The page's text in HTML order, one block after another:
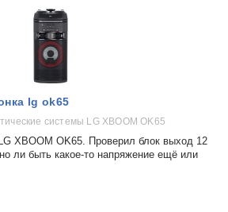
lg ok65
системы LG XBOOM OK65
XBOOM OK65. Проверил блок выход 12
ли быть какое-то напряжение ещё или